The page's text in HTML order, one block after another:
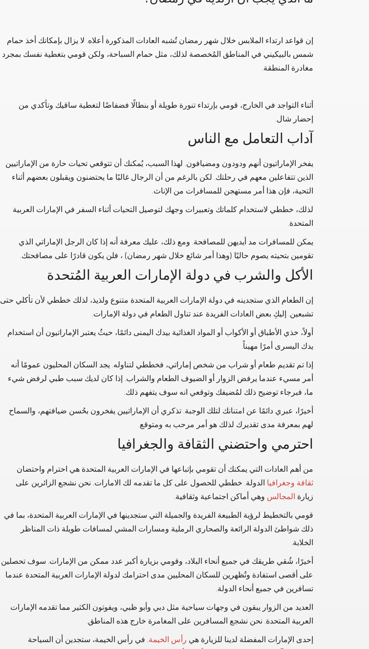
إن قواعد ارتداء الملابس خلال شهر رمضان تُشبه العادات المذكورة أعلاه. لا يزال بإمكانك أخذ حمام
شمس بالبيكيني في المناطق المُخصصة لذلك، مثل حمام السباحة، ولكن قومي بتغطية نفسك بمجرد
مغادرة المنطقة.
أثناء التواجد في الخارج، قومي بإرتداء تنورة طويلة أو بنطالًا فضفاضًا لتغطية ساقيك وتأكدي من
إحضار شال.
آداب التعامل مع الناس
يفخر الإماراتيون أنهم ودودون ومضيافون. لهذا السبب، يُمكنك أن تتوقعي تحيات حارة من الإماراتيين
الذين تتفاعلين معهم في رحلتك. لكن بالرغم من أن الرجال غالبًا ما يحتضنون ويقبلون بعضهم أثناء
التحية، فإن هذا أمر مستهجن للمسافرات من الإناث.
لذلك، خططي لاستخدام كلماتك وتعبيرات وجهك لتوصيل التحيات أثناء السفر في الإمارات العربية
المتحدة.
يمكن للمسافرات مد أيديهن للمصافحة. ومع ذلك، عليك معرفة أنه إذا كان الرجل الإماراتي الذي
تقومين بتحيته يصوم حاليًا (وهذا أمر شائع خلال شهر رمضان) ، فلن يكون قادرًا على مصافحتك.
الأكل والشرب في دولة الإمارات العربية المُتحدة
إن الطعام الذي ستجدينه في دولة الإمارات العربية المتحدة متنوع ولذيذ، لذلك خططي لأن تأكلي حتى
تشبعين. إليكِ بعض العادات الفريدة عند تناول الطعام في دولة الإمارات.
أولاً، خذي الأطباق أو الأكواب أو المواد الغذائية بيدك اليمنى دائمًا، حيثُ يعتبر الإماراتيون أن استخدام
يدك اليسرى أمرًا مهيناً.
إذا تم تقديم طعام أو شراب من شخص إماراتي، فخططي لتناوله. يجد السكان المحليون عمومًا أنه
أمر مسيء عندما يرفض الزوار أو الضيوف الطعام والشراب. إذا كان لديك سبب طبي لرفض شيء
ما، فبرجاء توضيح ذلك لمُضيفك وتوقعي انه سوف يتفهم ذلك.
أخيرًا، عبري دائمًا عن امتنانك لتلك الوجبة. تذكري أن الإماراتيين يفخرون بحُسن ضيافتهم، والسماح
لهم بمعرفة مدى تقديرك لذلك هو أمر مرحب به ومتوقع.
احترمي واحتضني الثقافة والجغرافيا
من أهم العادات التي يمكنك أن تقومي بإتباعها في الإمارات العربية المتحدة هي احترام واحتضان
ثقافة وجغرافياالدولة. خططي للحصول على كل ما تقدمه لك الامارات. نحن نشجع الزائرين على
زيارةالمجالسوهي أماكن اجتماعية وثقافية.
قومي بالتخطيط لرؤية الطبيعة الفريدة والجميلة التي ستجدينها في الإمارات العربية المتحدة، بما في
ذلك شواطئ الدولة الرائعة والصحاري الرملية ومسارات المشي لمسافات طويلة ذات المناظر
الخلابة.
أخيرًا، شُقي طريقك في جميع أنحاء البلاد، وقومي بزيارة أكبر عدد ممكن من الإمارات. سوف تحصلين
على أقصى استفادة وتُظهرين للسكان المحليين مدى احترامك لدولة الإمارات العربية المتحدة عندما
تسافرين في جميع أنحاء الدولة.
العديد من الزوار يبقون في وجهات سياحية مثل دبي وأبو ظبي، ويفوتون الكثير مما تقدمه الإمارات
العربية المتحدة. نحن نشجع المسافرين على المغامرة خارج هذه المناطق.
إحدى الإمارات المفضلة لدينا للزيارة هيرأس الخيمة. في رأس الخيمة، ستجدين أن السياحة